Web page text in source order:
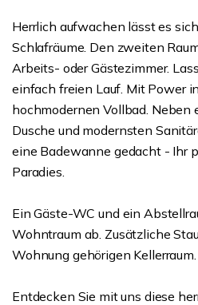
Herrlich aufwachen lässt es
Schlafräume. Den zweiten
Arbeits- oder Gästezimmer.
einfach freien Lauf. Mit Power
hochmodernen Vollbad.
Dusche und modernsten
eine Badewanne gedacht - Ihr
Paradies.
Ein Gäste-WC und ein
Wohntraum ab. Zusätzliche
Wohnung gehörigen Kellerraum.
Entdecken Sie mit uns diese